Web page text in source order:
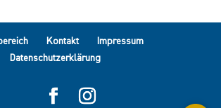
Kontakt
Impressum
Datenschutzerklärung